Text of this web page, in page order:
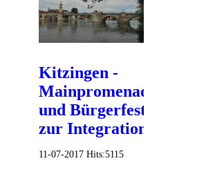
Kitzingen -
Mainpromenade
und Bürgerfest
zur Integration
11-07-2017 Hits:5115